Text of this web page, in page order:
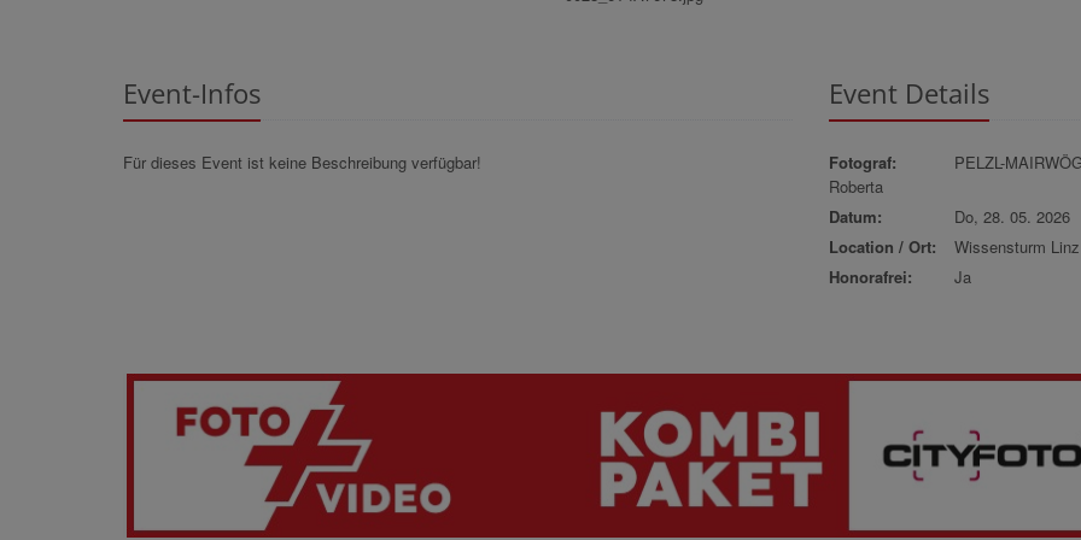
Event-Infos
Für dieses Event ist keine Beschreibung verfügbar!
Event Details
Fotograf:
PELZL-
Roberta
Datum:
Do, 28. 05. 2026
Location / Ort:
Wissensturm Linz
Honorafrei:
Ja